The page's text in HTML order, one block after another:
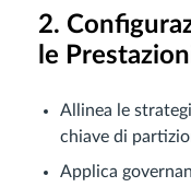
2.
le
Allinea le
chiave di
Applica